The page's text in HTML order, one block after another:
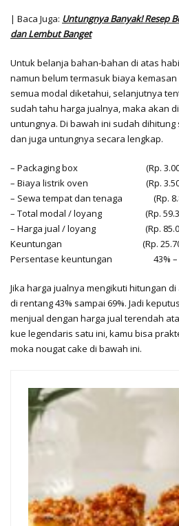
| Baca Juga: Untungnya Banyak! Resep
dan Lembut Banget
Untuk belanja bahan-bahan di atas
namun belum termasuk biaya
semua modal diketahui, selanjutnya
sudah tahu harga jualnya, maka akan
untungnya. Di bawah ini sudah
dan juga untungnya secara lengkap.
– Packaging box (Rp.
– Biaya listrik oven (Rp.
– Sewa tempat dan tenaga (Rp.
– Total modal / loyang (Rp.
– Harga jual / loyang (Rp. 85.000
Keuntungan (Rp. 25.700 –
Persentase keuntungan 43% –
Jika harga jualnya mengikuti hitungan
di rentang 43% sampai 69%. Jadi
menjual dengan harga jual terendah
kue legendaris satu ini, kamu bisa
moka nougat cake di bawah ini.